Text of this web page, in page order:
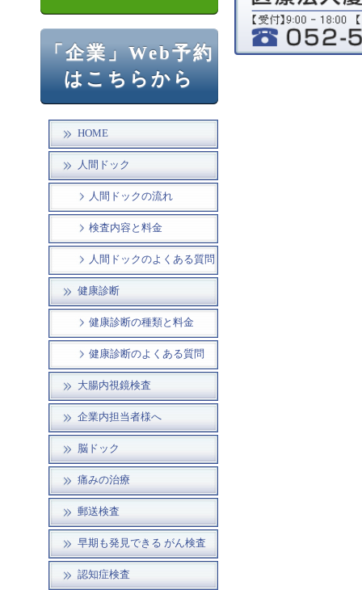
「企業」Web予約
はこちらから
HOME
人間ドック
人間ドックの流れ
検査内容と料金
人間ドックのよくある質問
健康診断
健康診断の種類と料金
健康診断のよくある質問
大腸内視鏡検査
企業内担当者様へ
脳ドック
痛みの治療
郵送検査
早期も発見できる がん検査
認知症検査